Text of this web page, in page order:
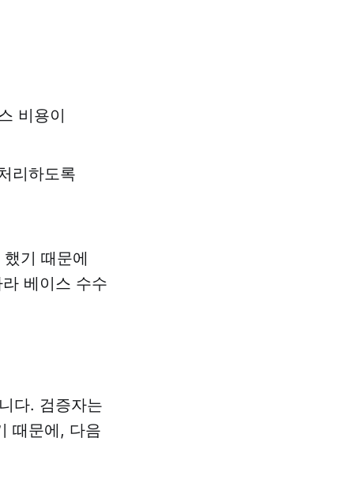
비용이
리하도록
기 때문에
베이스 수수
다. 검증자는
때문에, 다음